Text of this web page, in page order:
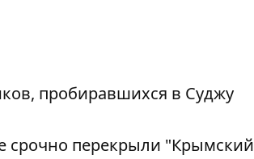
пробиравшихся в Суджу
срочно перекрыли "Крымский